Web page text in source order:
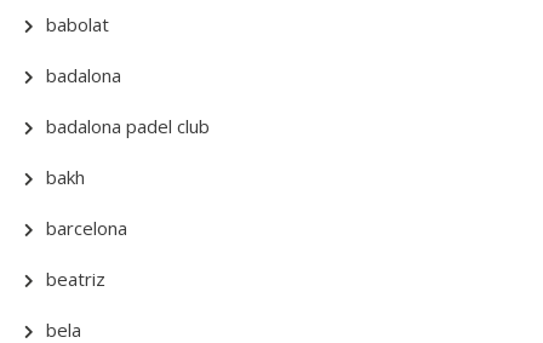
babolat
badalona
badalona padel club
bakh
barcelona
beatriz
bela